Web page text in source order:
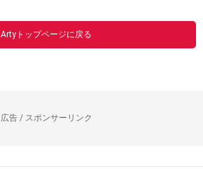
Artyトップページに戻る
広告 / スポンサーリンク